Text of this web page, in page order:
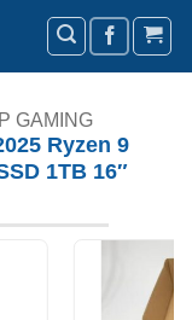
GAMING
Ryzen 9
1TB 16″